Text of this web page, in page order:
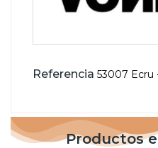
Referencia 53007 Ecru
Productos